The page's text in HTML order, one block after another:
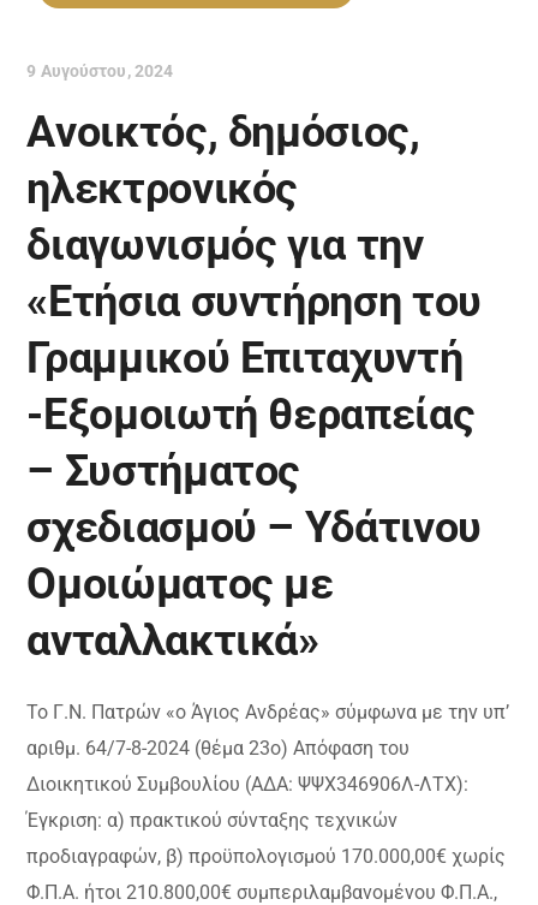
9 Αυγούστου, 2024
Aνοικτός, δημόσιος,
ηλεκτρονικός
διαγωνισμός για την
«Ετήσια συντήρηση του
Γραμμικού Επιταχυντή
-Εξομοιωτή θεραπείας
– Συστήματος
σχεδιασμού – Υδάτινου
Ομοιώματος με
ανταλλακτικά»
Το Γ.Ν. Πατρών «ο Άγιος Ανδρέας» σύμφωνα με την υπ’
αριθμ. 64/7-8-2024 (θέμα 23ο) Απόφαση του
Διοικητικού Συμβουλίου (ΑΔΑ: ΨΨΧ346906Λ-ΛΤΧ):
Έγκριση: α) πρακτικού σύνταξης τεχνικών
προδιαγραφών, β) προϋπολογισμού 170.000,00€ χωρίς
Φ.Π.Α. ήτοι 210.800,00€ συμπεριλαμβανομένου Φ.Π.Α.,